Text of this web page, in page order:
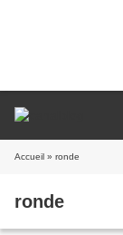
Accueil » ronde
ronde